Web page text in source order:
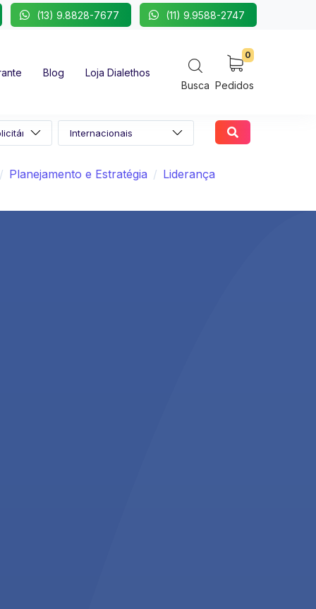
(13) 9.8828-7677 (11) 9.9588-2747
Blog
Loja Dialethos
Busca
0
Pedidos
Planejamento e Estratégia Liderança